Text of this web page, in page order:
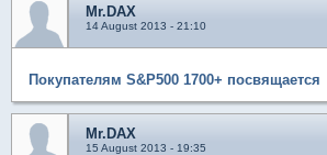
Mr.DAX
14 August 2013 - 21:10
Покупателям S&P500 1700+ посвящается
Mr.DAX
15 August 2013 - 19:35